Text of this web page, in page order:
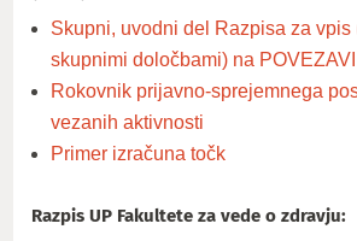
Skupni, uvodni del Razpisa za vpis
skupnimi določbami) na POVEZAVI
Rokovnik prijavno-sprejemnega
vezanih aktivnosti
Primer izračuna točk
Razpis UP Fakultete za vede o zdravju: